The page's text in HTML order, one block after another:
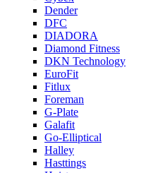
Dender
DFC
DIADORA
Diamond Fitness
DKN Technology
EuroFit
Fitlux
Foreman
G-Plate
Galafit
Go-Elliptical
Halley
Hasttings